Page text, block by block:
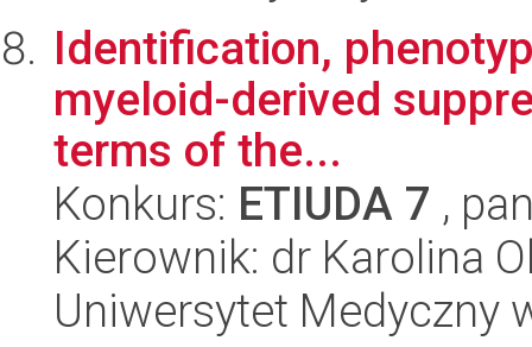
Identification,
myeloid-derived
terms of the...
Konkurs: ETIUDA 7 ,
Kierownik: dr Karolina
Uniwersytet Medyczny